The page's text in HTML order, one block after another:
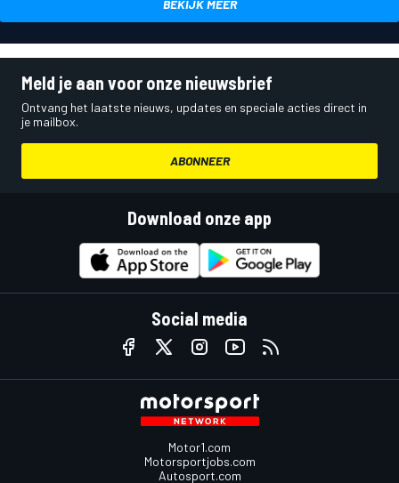
BEKIJK MEER
Meld je aan voor onze nieuwsbrief
Ontvang het laatste nieuws, updates en speciale acties direct in
je mailbox.
ABONNEER
Download onze app
Social media
Motor1.com
Motorsportjobs.com
Autosport.com